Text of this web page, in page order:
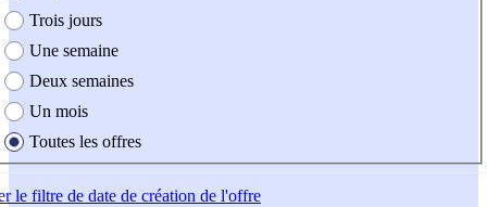
Trois jours
Une semaine
Deux semaines
Un mois
Toutes les offres
le filtre de date de création de l'offre